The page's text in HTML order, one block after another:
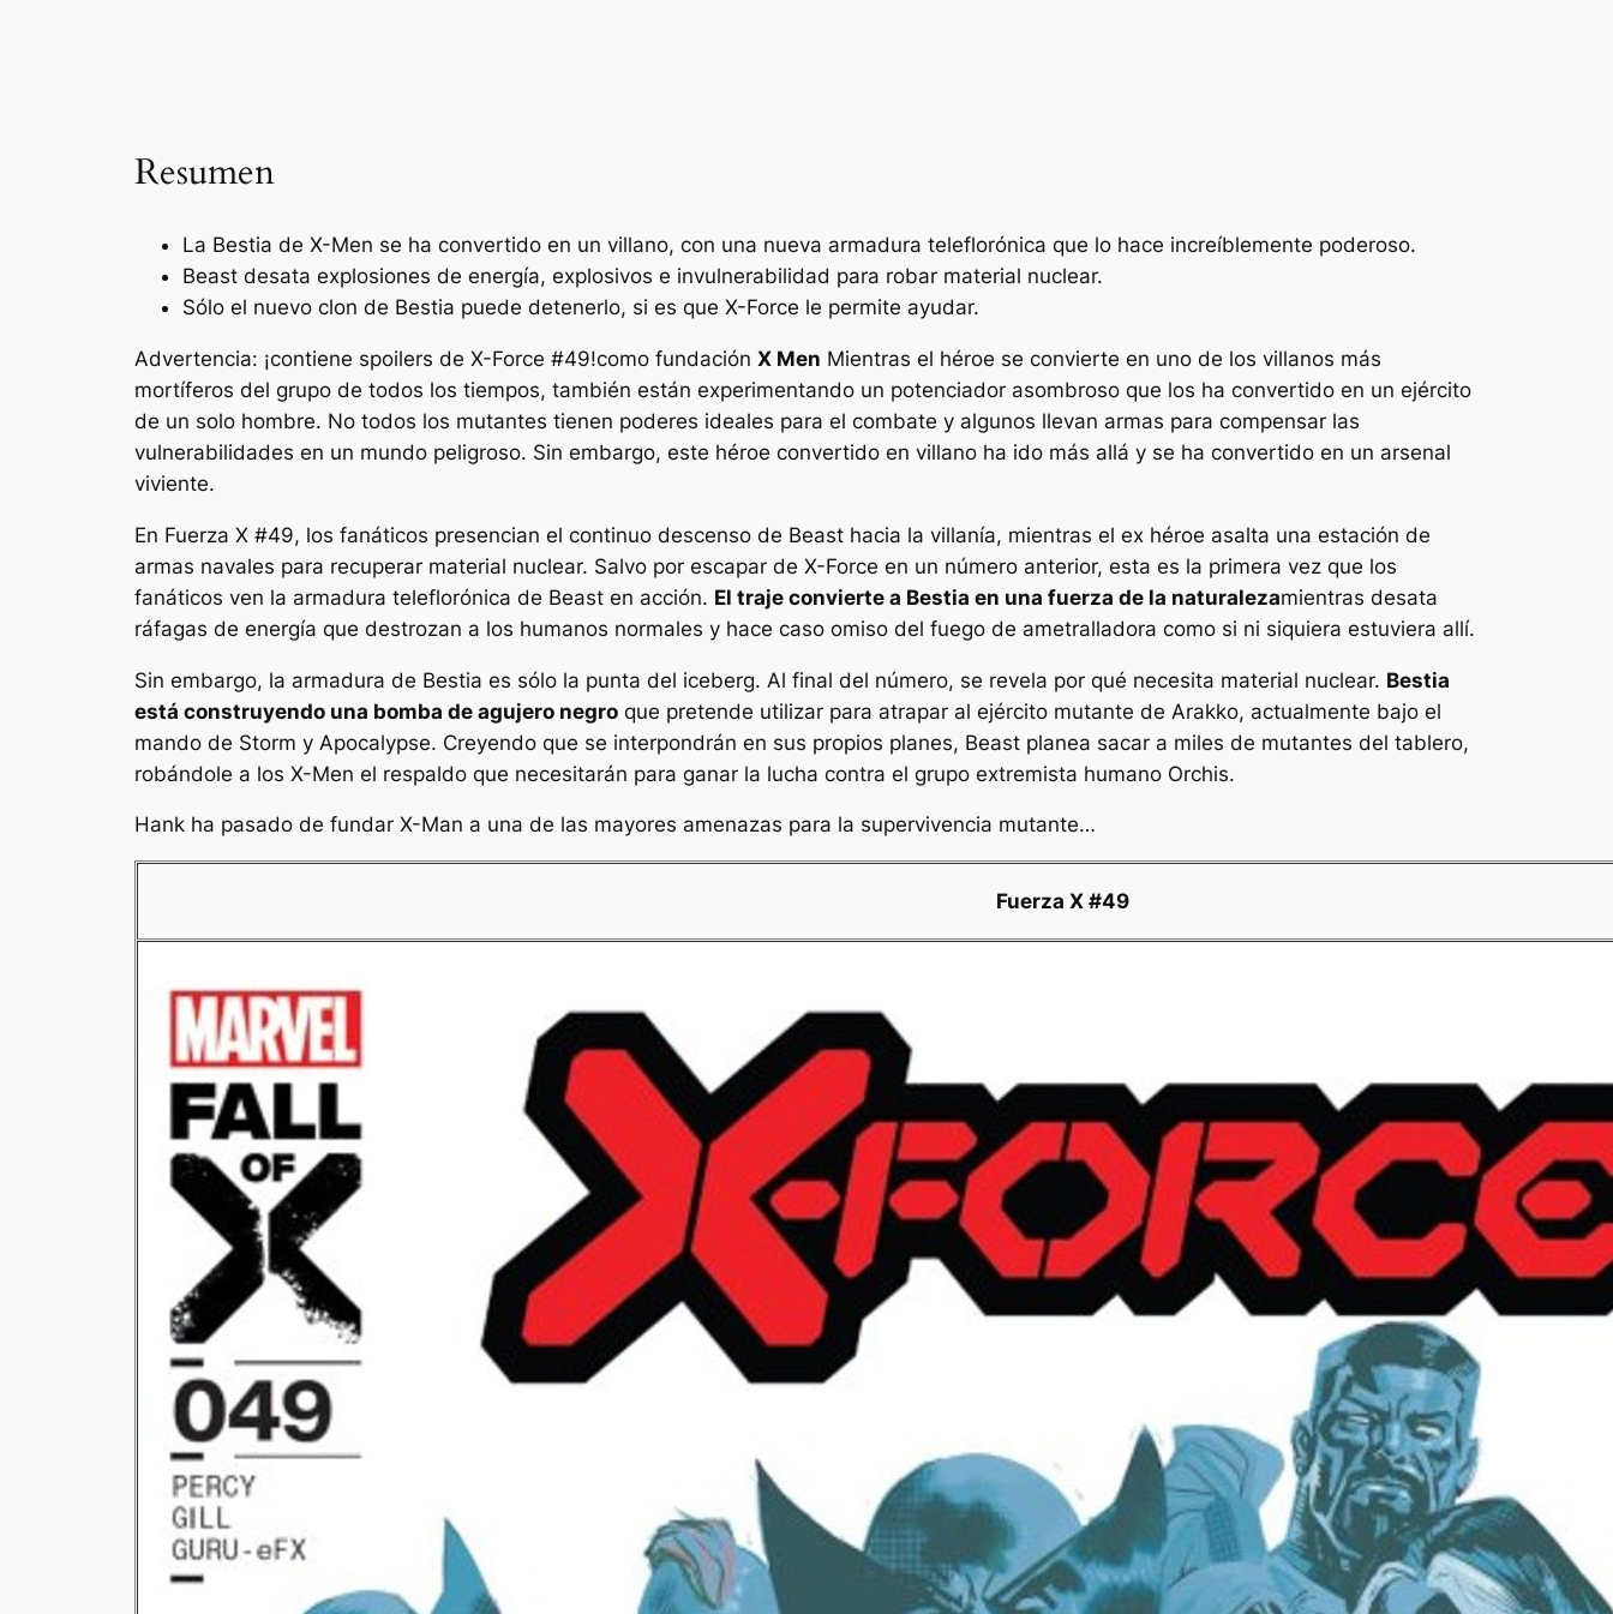
Resumen
La Bestia de X-Men se ha convertido en un villano, con una nueva armadura teleflorónica que lo hace increíblemente poderoso.
Beast desata explosiones de energía, explosivos e invulnerabilidad para robar material nuclear.
Sólo el nuevo clon de Bestia puede detenerlo, si es que X-Force le permite ayudar.
Advertencia: ¡contiene spoilers de X-Force #49!como fundación X Men Mientras el héroe se convierte en uno de los villanos más
mortíferos del grupo de todos los tiempos, también están experimentando un potenciador asombroso que los ha convertido en un ejército
de un solo hombre. No todos los mutantes tienen poderes ideales para el combate y algunos llevan armas para compensar las
vulnerabilidades en un mundo peligroso. Sin embargo, este héroe convertido en villano ha ido más allá y se ha convertido en un arsenal
viviente.
En Fuerza X #49, los fanáticos presencian el continuo descenso de Beast hacia la villanía, mientras el ex héroe asalta una estación de
armas navales para recuperar material nuclear. Salvo por escapar de X-Force en un número anterior, esta es la primera vez que los
fanáticos ven la armadura teleflorónica de Beast en acción. El traje convierte a Bestia en una fuerza de la naturalezamientras desata
ráfagas de energía que destrozan a los humanos normales y hace caso omiso del fuego de ametralladora como si ni siquiera estuviera allí.
Sin embargo, la armadura de Bestia es sólo la punta del iceberg. Al final del número, se revela por qué necesita material nuclear. Bestia
está construyendo una bomba de agujero negro que pretende utilizar para atrapar al ejército mutante de Arakko, actualmente bajo el
mando de Storm y Apocalypse. Creyendo que se interpondrán en sus propios planes, Beast planea sacar a miles de mutantes del tablero,
robándole a los X-Men el respaldo que necesitarán para ganar la lucha contra el grupo extremista humano Orchis.
Hank ha pasado de fundar X-Man a una de las mayores amenazas para la supervivencia mutante…
Fuerza X #49